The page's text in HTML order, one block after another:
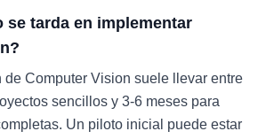
se tarda en implementar
de Computer Vision suele llevar entre
sencillos y 3-6 meses para
Un piloto inicial puede estar